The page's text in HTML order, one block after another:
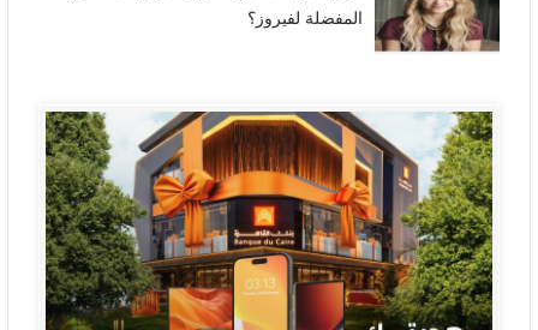
المفضلة لفيروز؟